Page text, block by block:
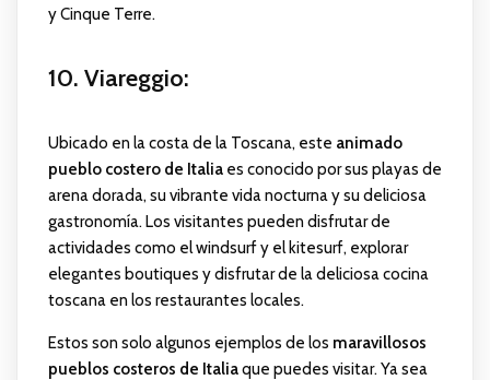
y Cinque Terre.
10. Viareggio:
Ubicado en la costa de la Toscana, este animado
pueblo costero de Italia es conocido por sus playas de
arena dorada, su vibrante vida nocturna y su deliciosa
gastronomía. Los visitantes pueden disfrutar de
actividades como el windsurf y el kitesurf, explorar
elegantes boutiques y disfrutar de la deliciosa cocina
toscana en los restaurantes locales.
Estos son solo algunos ejemplos de los maravillosos
pueblos costeros de Italiaque puedes visitar. Ya sea